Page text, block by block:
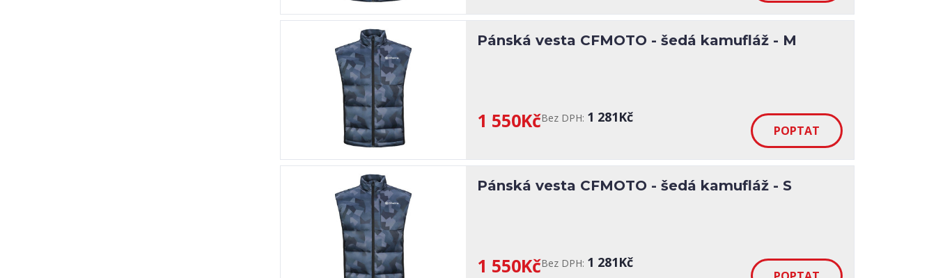
Pánská vesta CFMOTO - šedá kamufláž - M
1 550KčBez DPH: 1 281Kč
Pánská vesta CFMOTO - šedá kamufláž - S
1 550KčBez DPH: 1 281Kč